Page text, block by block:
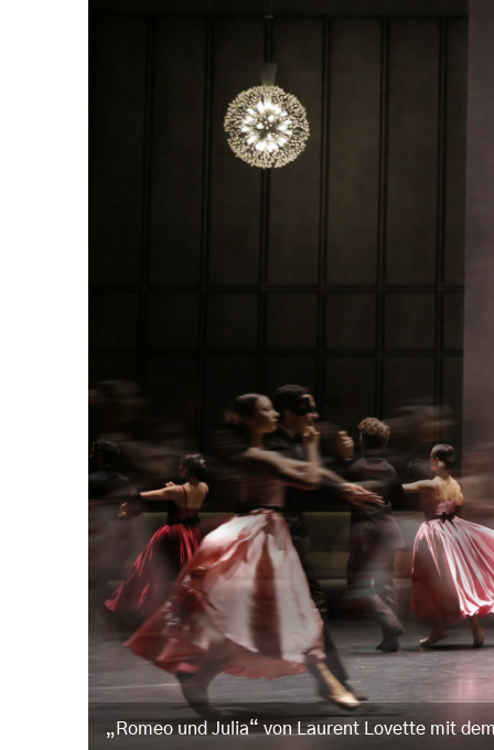
„Romeo und Julia“ von Laurent Lovette mit